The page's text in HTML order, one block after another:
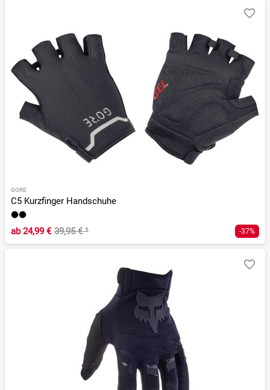
GORE
C5 Kurzfinger Handschuhe
ab24,99 € 39,95 €¹ -37%